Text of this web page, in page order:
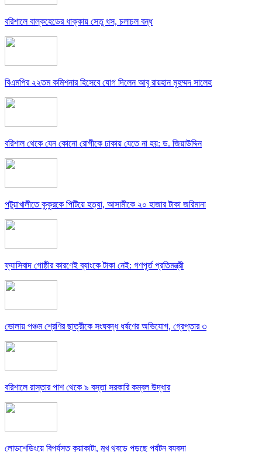
বরিশালে বাল্কহেডের ধাক্কায় সেতু ধস, চলাচল বন্ধ
বিএমপির ২২তম কমিশনার হিসেবে যোগ দিলেন আবু রায়হান মুহম্মদ সালেহ
বরিশাল থেকে যেন কোনো রোগীকে ঢাকায় যেতে না হয়: ড. জিয়াউদ্দিন
পটুয়াখালীতে কুকুরকে পিটিয়ে হত্যা, আসামীকে ২০ হাজার টাকা জরিমানা
ফ্যাসিবাদ গোষ্ঠীর কারণেই ব্যাংকে টাকা নেই: গণপূর্ত প্রতিমন্ত্রী
ভোলায় পঞ্চম শ্রেণির ছাত্রীকে সংঘবদ্ধ ধর্ষণের অভিযোগ, গ্রেপ্তার ৩
বরিশালে রাস্তার পাশ থেকে ৯ বস্তা সরকারি কম্বল উদ্ধার
লোডশেডিংয়ে বিপর্যস্ত কুয়াকাটা, মুখ থুবড়ে পড়ছে পর্যটন ব্যবসা